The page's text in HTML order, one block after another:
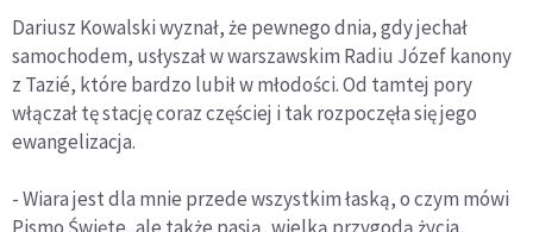
Dariusz Kowalski wyznał, że pewnego dnia, gdy jechał
samochodem, usłyszał w warszawskim Radiu Józef kanony
z Tazié, które bardzo lubił w młodości. Od tamtej pory
włączał tę stację coraz częściej i tak rozpoczęła się jego
ewangelizacja.
- Wiara jest dla mnie przede wszystkim łaską, o czym mówi